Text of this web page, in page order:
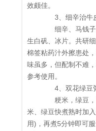
效颇佳。
3、细辛治牛
细辛、马钱子(
生白矾、冰片。共研
棉签粘药汁外擦患处
味虽多，但配制不难
参考使用。
4、双花绿豆
粳米，绿豆，
米、绿豆快煮熟时加
用)，再煮5分钟即可